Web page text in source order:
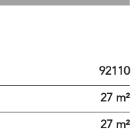
92110
27 m²
27 m²